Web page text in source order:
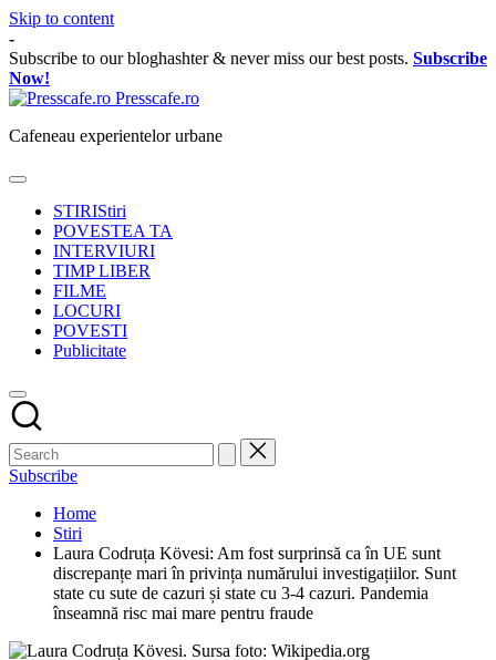
Skip to content
-
Subscribe to our bloghashter & never miss our best posts. Subscribe
Now!
Presscafe.ro
Cafeneau experientelor urbane
STIRIStiri
POVESTEA TA
INTERVIURI
TIMP LIBER
FILME
LOCURI
POVESTI
Publicitate
Subscribe
Home
Stiri
Laura Codruța Kövesi: Am fost surprinsă ca în UE sunt
discrepanțe mari în privința numărului investigațiilor. Sunt
state cu sute de cazuri și state cu 3-4 cazuri. Pandemia
înseamnă risc mai mare pentru fraude